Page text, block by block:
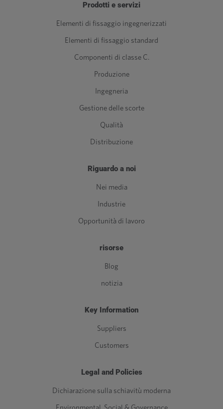
Prodotti e servizi
Elementi di fissaggio ingegnerizzati
Elementi di fissaggio standard
Componenti di classe C.
Produzione
Ingegneria
Gestione delle scorte
Qualità
Distribuzione
Riguardo a noi
Nei media
Industrie
Opportunità di lavoro
risorse
Blog
notizia
Key Information
Suppliers
Customers
Legal and Policies
Dichiarazione sulla schiavitù moderna